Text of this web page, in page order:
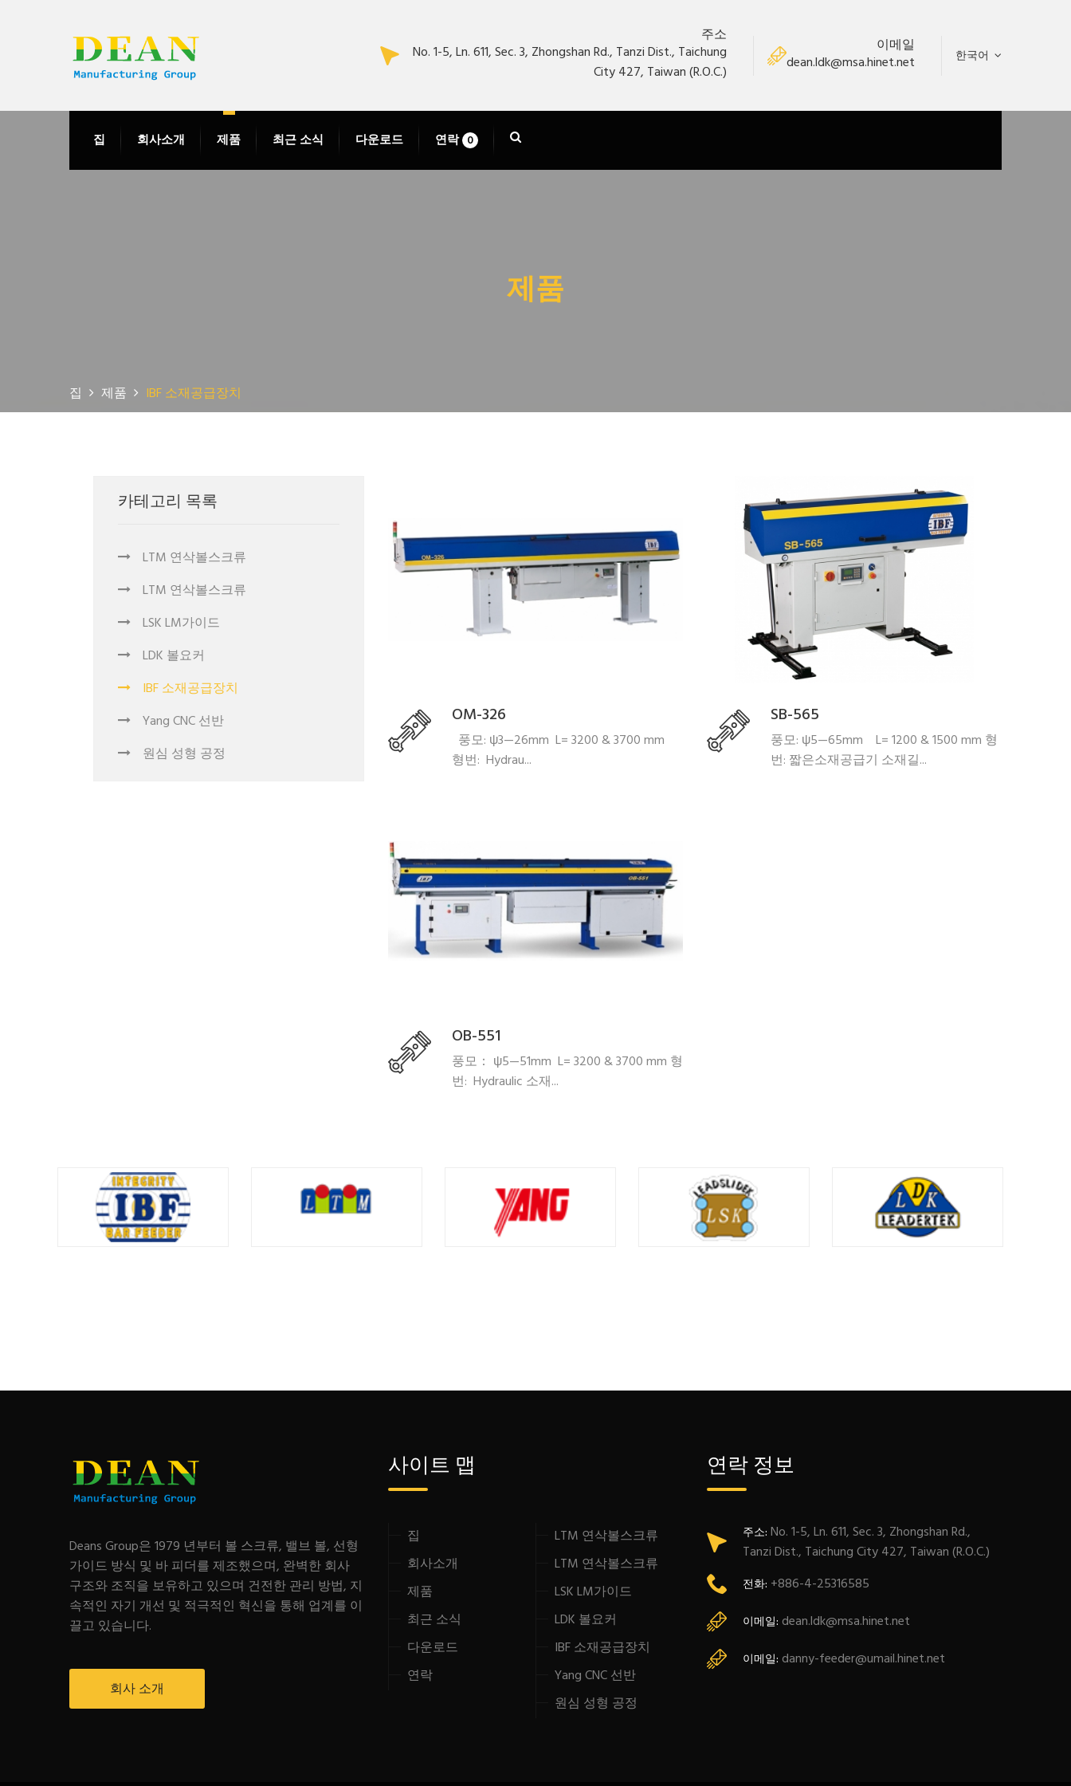
한국어
이메일
dean.ldk@msa.hinet.net
주소
No. 1-5, Ln. 611, Sec. 3, Zhongshan Rd., Tanzi Dist., Taichung
City 427, Taiwan (R.O.C.)
집 회사소개 제품 최근 소식 다운로드 연락 0
제품
집 제품 IBF 소재공급장치
카테고리 목록
LTM 연삭볼스크류
LTM 연삭볼스크류
LSK LM가이드
LDK 볼요커
IBF 소재공급장치
Yang CNC 선반
원심 성형 공정
OM-326
풍모: ψ3—26mm L= 3200 & 3700 mm
형번: Hydrau...
SB-565
풍모: ψ5—65mm L= 1200 & 1500 mm 형
번: 짧은소재공급기 소재길...
OB-551
풍모： ψ5—51mm L= 3200 & 3700 mm 형
번: Hydraulic 소재...
Deans Group은 1979 년부터 볼 스크류, 밸브 볼, 선형
가이드 방식 및 바 피더를 제조했으며, 완벽한 회사
구조와 조직을 보유하고 있으며 건전한 관리 방법, 지
속적인 자기 개선 및 적극적인 혁신을 통해 업계를 이
끌고 있습니다.
회사 소개
사이트 맵
집
회사소개
제품
최근 소식
다운로드
연락
LTM 연삭볼스크류
LTM 연삭볼스크류
LSK LM가이드
LDK 볼요커
IBF 소재공급장치
Yang CNC 선반
원심 성형 공정
연락 정보
주소: No. 1-5, Ln. 611, Sec. 3, Zhongshan Rd.,
Tanzi Dist., Taichung City 427, Taiwan (R.O.C.)
전화: +886-4-25316585
이메일: dean.ldk@msa.hinet.net
이메일: danny-feeder@umail.hinet.net